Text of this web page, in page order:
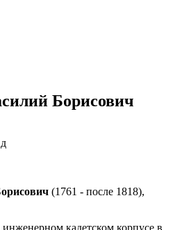
Борисович
(1761 - после 1818),
кадетском корпусе в